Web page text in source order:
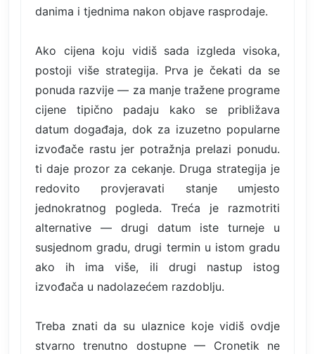
danima i tjednima nakon objave rasprodaje.
Ako cijena koju vidiš sada izgleda visoka,
postoji više strategija. Prva je čekati da se
ponuda razvije — za manje tražene programe
cijene tipično padaju kako se približava
datum događaja, dok za izuzetno popularne
izvođače rastu jer potražnja prelazi ponudu.
ti daje prozor za cekanje. Druga strategija je
redovito provjeravati stanje umjesto
jednokratnog pogleda. Treća je razmotriti
alternative — drugi datum iste turneje u
susjednom gradu, drugi termin u istom gradu
ako ih ima više, ili drugi nastup istog
izvođača u nadolazećem razdoblju.
Treba znati da su ulaznice koje vidiš ovdje
stvarno trenutno dostupne — Cronetik ne